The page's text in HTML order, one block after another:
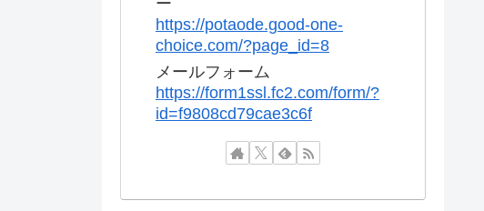
ー
https://potaode.good-one-
choice.com/?page_id=8
メールフォーム
https://form1ssl.fc2.com/form/?
id=f9808cd79cae3c6f